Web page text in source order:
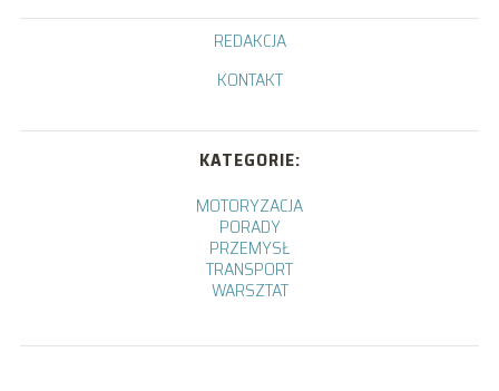
REDAKCJA
KONTAKT
KATEGORIE:
MOTORYZACJA
PORADY
PRZEMYSŁ
TRANSPORT
WARSZTAT